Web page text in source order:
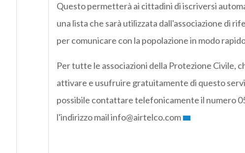
Questo permetterà ai cittadini di iscriversi
una lista che sarà utilizzata dall'associazione di
per comunicare con la popolazione in modo
Per tutte le associazioni della Protezione Civile,
attivare e usufruire gratuitamente di questo
possibile contattare telefonicamente il numero
l'indirizzo mail info@airtelco.com